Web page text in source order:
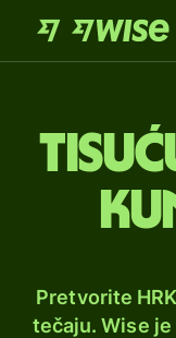
Pretvorite
tečaju. Wise